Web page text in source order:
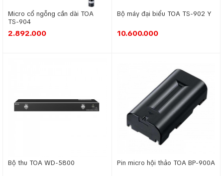
hiệu quả trong việc lập kế hoạch các cuộc họp.
Ðể đảm bảo cuộc họp thú vị và hiệu quả nhất,
thảo không dây
cùng hoạt động với các mạng khác. Hệ
Micro cổ ngỗng cần dài TOA
TS-904
2.892.000
Bộ máy đại biểu TOA TS-902 Y
10.600.000
Bộ thu TOA WD-5800 Pin micro hội thảo TOA BP-900A